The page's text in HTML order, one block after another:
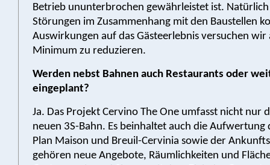
Betrieb ununterbrochen gewährleistet ist. Natürlich
Störungen im Zusammenhang mit den Baustellen
Auswirkungen auf das Gästeerlebnis versuchen wir
Minimum zu reduzieren.
Werden nebst Bahnen auch Restaurants oder
eingeplant?
Ja. Das Projekt Cervino The One umfasst nicht nur
neuen 3S-Bahn. Es beinhaltet auch die Aufwertung
Plan Maison und Breuil-Cervinia sowie der
gehören neue Angebote, Räumlichkeiten und